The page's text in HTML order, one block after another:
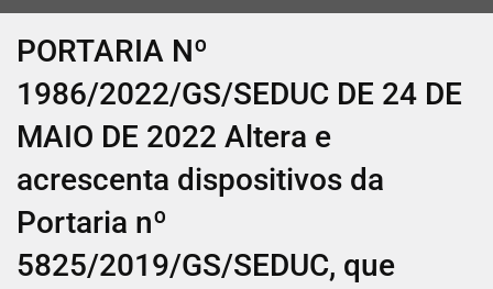
PORTARIA Nº
1986/2022/GS/SEDUC DE 24 DE
MAIO DE 2022 Altera e
acrescenta dispositivos da
Portaria nº
5825/2019/GS/SEDUC, que